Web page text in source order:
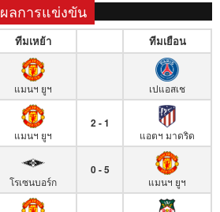
ผลการแข่งขัน
ทีมเหย้า ทีมเยือน
แมนฯ ยูฯ เปแอสเช
แมนฯ ยูฯ
2 - 1
แอตฯ มาดริด
โรเซนบอร์ก
0 - 5
แมนฯ ยูฯ